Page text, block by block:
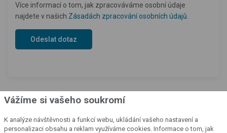
Více informací o tom, jak zpracováváme osobní údaje
najdete v našich Zásadách zpracování osobních údajů
Vážíme si vašeho soukromí
K analýze návštěvnosti a funkcí webu, ukládání vašeho nastavení a
personalizaci obsahu a reklam využíváme cookies. Informace o tom, jak